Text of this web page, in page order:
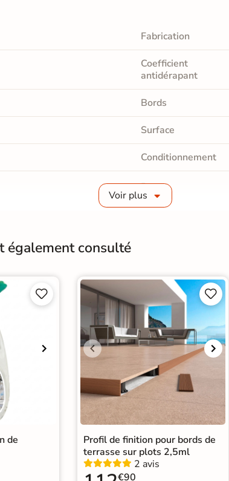
Fabrication
Coefficient
antidérapant
Bords
Surface
Conditionnement
Pose
Voir plus
également consulté


de


Profil de finition pour bords de
terrasse sur plots 2,5ml
2 avis
€90